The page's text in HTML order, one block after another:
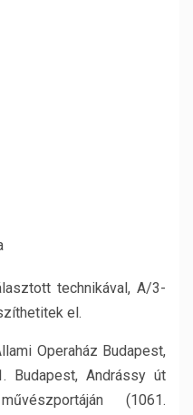
technikával, A/3-
el.
Operaház Budapest,
Budapest, Andrássy út
(1061.